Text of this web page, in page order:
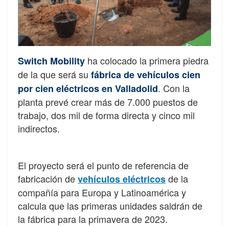
Switch Mobility ha colocado la primera piedra
de la que será su fábrica de vehículos cien
por cien eléctricos en Valladolid. Con la
planta prevé crear más de 7.000 puestos de
trabajo, dos mil de forma directa y cinco mil
indirectos.
El proyecto será el punto de referencia de
fabricación devehículos eléctricosde la
compañía para Europa y Latinoamérica y
calcula que las primeras unidades saldrán de
la fábrica para la primavera de 2023.